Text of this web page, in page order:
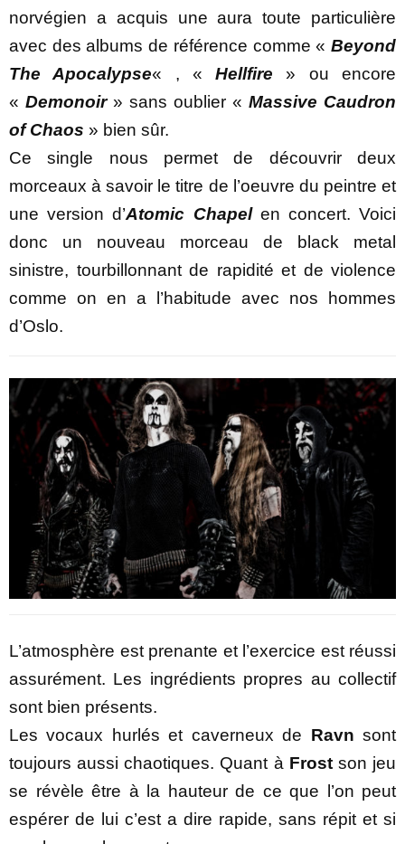
norvégien a acquis une aura toute particulière
avec des albums de référence comme « Beyond
The Apocalypse« , «Hellfire » ou encore
« Demonoir» sans oublier « Massive Caudron
of Chaos » bien sûr.
Ce single nous permet de découvrir deux
morceaux à savoir le titre de l’oeuvre du peintre et
une version d’Atomic Chapel en concert. Voici
donc un nouveau morceau de black metal
sinistre, tourbillonnant de rapidité et de violence
comme on en a l’habitude avec nos hommes
d’Oslo.
L’atmosphère est prenante et l’exercice est réussi
assurément. Les ingrédients propres au collectif
sont bien présents.
Les vocaux hurlés et caverneux de Ravn sont
toujours aussi chaotiques. Quant à Frostson jeu
se révèle être à la hauteur de ce que l’on peut
espérer de lui c’est a dire rapide, sans répit et si